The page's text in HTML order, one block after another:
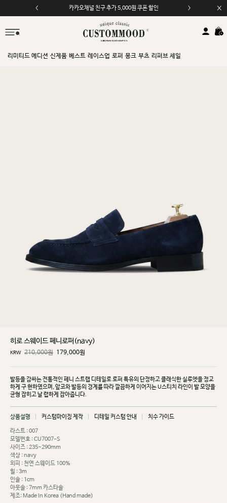
카카오채널 친구 추가 5,000원 쿠폰 할인
모바일 앱 자동 2,000원 할인
리미티드 에디션 신제품 베스트 레이스업 로퍼 몽크 부츠 리퍼브 세일
히로 스웨이드 페니로퍼(navy)
KRW 210,000원 179,000원
발등을 감싸는 전통적인 페니 스트랩 디테일로 로퍼 특유의 단정하고 클래식한 실루엣을 정교
하게 구현하였으며, 앞코와 발등의 경계를 따라 깔끔하게 이어지는 U스티치 라인이 발 모양을
균형 잡히고 날렵하게 잡아줍니다.
상품설명 커스텀마이징 제작 디테일 커스텀 안내 치수 가이드
라스트 : 007
모델번호 : CU7007-S
사이즈 : 235~290mm
색상 : navy
외피 : 천연 스웨이드 100%
힐 : 3m
인솔 : 1cm
아웃솔 : 7mm 카스타솔
제조: Made In Korea (Hand made)